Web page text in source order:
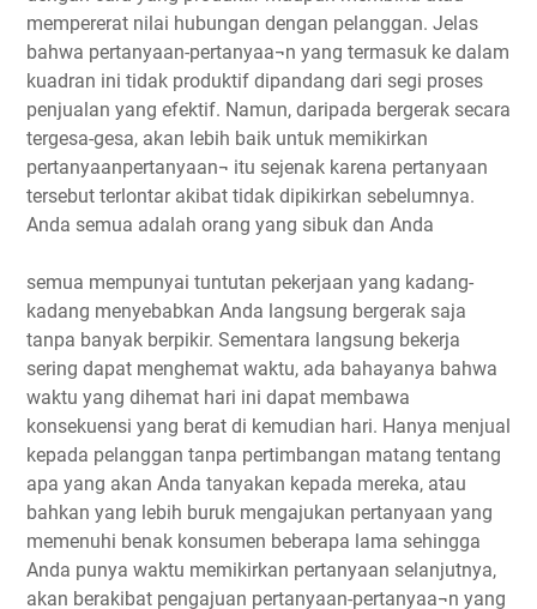
mempererat nilai hubungan dengan pelanggan. Jelas
bahwa pertanyaan-pertanyaa¬n yang termasuk ke dalam
kuadran ini tidak produktif dipandang dari segi proses
penjualan yang efektif. Namun, daripada bergerak secara
tergesa-gesa, akan lebih baik untuk memikirkan
pertanyaanpertanyaan¬ itu sejenak karena pertanyaan
tersebut terlontar akibat tidak dipikirkan sebelumnya.
Anda semua adalah orang yang sibuk dan Anda
semua mempunyai tuntutan pekerjaan yang kadang-
kadang menyebabkan Anda langsung bergerak saja
tanpa banyak berpikir. Sementara langsung bekerja
sering dapat menghemat waktu, ada bahayanya bahwa
waktu yang dihemat hari ini dapat membawa
konsekuensi yang berat di kemudian hari. Hanya menjual
kepada pelanggan tanpa pertimbangan matang tentang
apa yang akan Anda tanyakan kepada mereka, atau
bahkan yang lebih buruk mengajukan pertanyaan yang
memenuhi benak konsumen beberapa lama sehingga
Anda punya waktu memikirkan pertanyaan selanjutnya,
akan berakibat pengajuan pertanyaan-pertanyaa¬n yang